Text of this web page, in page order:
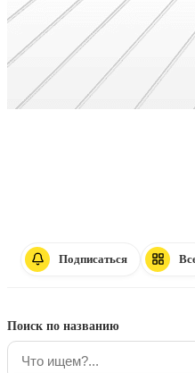
✔БОЛЬШОЕ
✔УДОБНАЯ СВЯЗЬ
Подписаться
Поиск по названию